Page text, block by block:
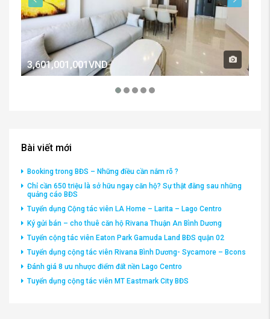
3,601,001,001VND
Bài viết mới
Booking trong BĐS – Những điều cần nắm rõ ?
Chỉ cần 650 triệu là sở hữu ngay căn hộ? Sự thật đằng sau những
quảng cáo BĐS
Tuyển dụng Cộng tác viên LA Home – Larita – Lago Centro
Ký gửi bán – cho thuê căn hộ Rivana Thuận An Bình Dương
Tuyển cộng tác viên Eaton Park Gamuda Land BĐS quận 02
Tuyển dụng cộng tác viên Rivana Bình Dương- Sycamore – Bcons
Đánh giá 8 ưu nhược điểm đất nền Lago Centro
Tuyển dụng cộng tác viên MT Eastmark City BĐS